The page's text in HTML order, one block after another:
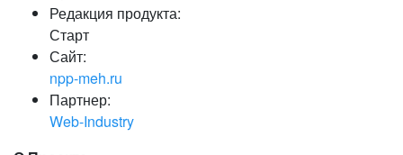
Редакция продукта:
Старт
Сайт:
npp-meh.ru
Партнер:
Web-Industry